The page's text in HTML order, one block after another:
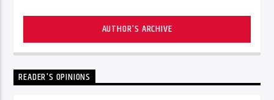
AUTHOR'S ARCHIVE
READER'S OPINIONS